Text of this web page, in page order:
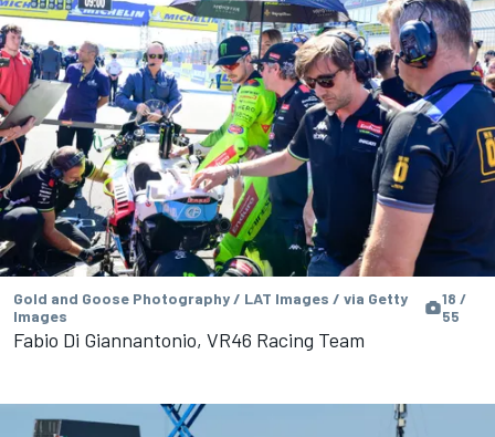
Gold and Goose Photography / LAT Images / via Getty
Images
18 /
55
Fabio Di Giannantonio, VR46 Racing Team